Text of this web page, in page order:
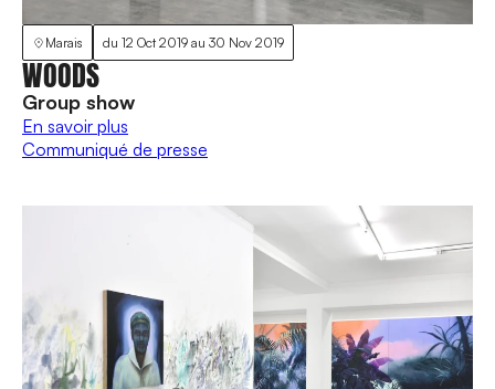
Marais du 12 Oct 2019 au 30 Nov 2019
WOODS
Group show
En savoir plus
Communiqué de presse